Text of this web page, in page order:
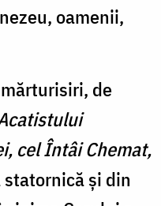
oamenii,
de
cel Întâi Chemat,
și din